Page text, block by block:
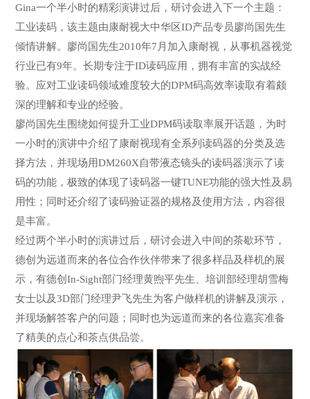
Gina一个半小时的精彩演讲过后，研讨会进入下一个主题：
工业读码，该主题由康耐视大中华区ID产品专员廖尚国先生
倾情讲解。廖尚国先生2010年7月加入康耐视，从事机器视觉
行业已有9年。长期专注于ID读码应用，拥有丰富的实战经
验。应对工业读码领域难度较大的DPM码高效率读取有着颇
深的理解和专业的经验。
廖尚国先生围绕如何提升工业DPM码读取率展开话题，为时
一小时的演讲中介绍了康耐视现有全系列读码器的分类及选
择方法，并现场用DM260X自带液态镜头的读码器演示了读
码的功能，极致的体现了读码器一键TUNE功能的强大性及易
用性；同时还介绍了读码验证器的规格及使用方法，内容很
是丰富。
经过两个半小时的演讲过后，研讨会进入中间的茶歇环节，
德创为远道而来的各位合作伙伴带来了很多样品及样机的展
示，有德创In-Sight部门经理黄煦平先生、培训部经理胡雪梅
女士以及3D部门经理尹飞先生为客户做样机的讲解及演示，
并现场解答客户的问题；同时也为远道而来的各位嘉宾准备
了精美的点心和茶点供品尝。